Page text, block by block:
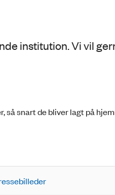
institution. Vi vil
snart de bliver lagt på